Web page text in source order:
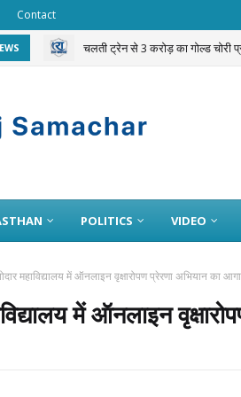
Contact
चलती ट्रेन से 3 करोड़ का गोल्ड
POLITICS VIDEO
महाविद्यालय में ऑनलाइन वृक्षारोपण प्रेरणा अभियान का
में ऑनलाइन